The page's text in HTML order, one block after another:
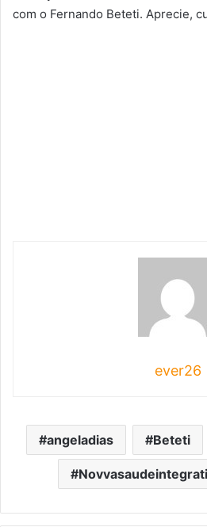
com o Fernando Beteti. Aprecie,
ever26
angeladias Beteti